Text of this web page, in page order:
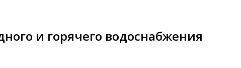
и горячего водоснабжения